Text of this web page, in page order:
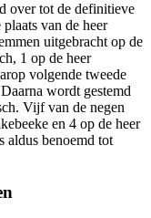
over tot de definitieve
van de heer
uitgebracht op de
1 op de heer
volgende tweede
wordt gestemd
Vijf van de negen
en 4 op de heer
aldus benoemd tot